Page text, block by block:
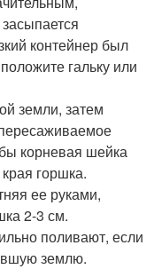
контейнер был
гальку или
земли, затем
корневая шейка
горшка.
ее руками,
2-3 см.
поливают, если
землю.